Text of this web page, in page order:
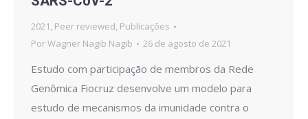
2021, Peer reviewed, Publicações
PorWagner Nagib Nagib 26 de agosto de 2021
Estudo com participação de membros da Rede
Genômica Fiocruz desenvolve um modelo para
estudo de mecanismos da imunidade contra o